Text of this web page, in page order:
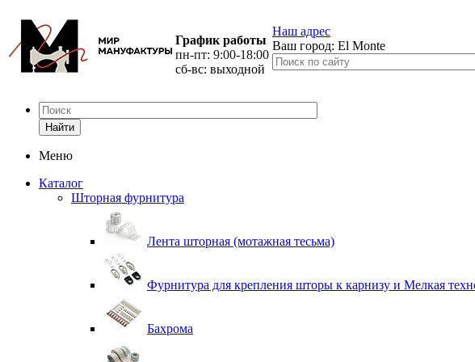
График работы
пн-пт: 9:00-18:00
сб-вс: выходной
Наш адрес
Ваш город: El Monte
Найти
Меню
Каталог
Шторная фурнитура
Лента шторная (мотажная тесьма)
Фурнитура для крепления шторы к карнизу и Мелкая
Бахрома